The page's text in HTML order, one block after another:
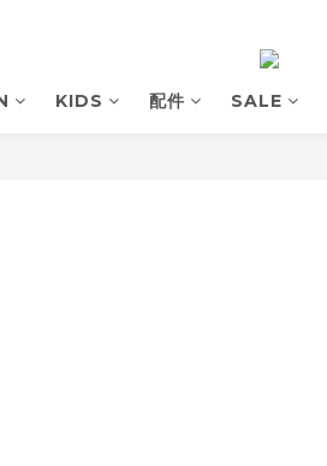
KIDS 配件 SALE